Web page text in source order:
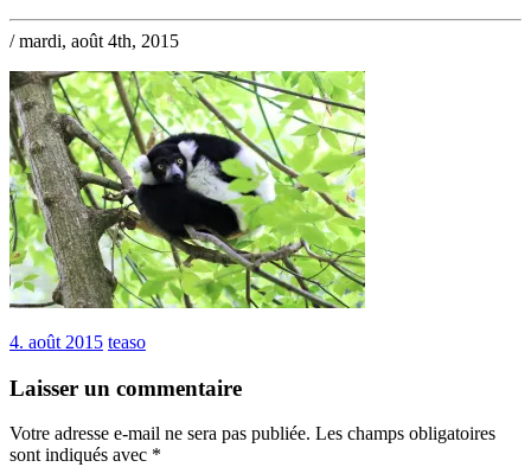
/ mardi, août 4th, 2015
4. août 2015 teaso
Laisser un commentaire
Votre adresse e-mail ne sera pas publiée. Les champs obligatoires
sont indiqués avec *